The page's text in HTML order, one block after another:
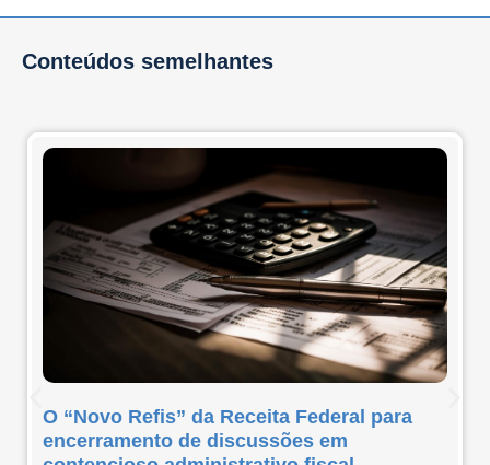
Conteúdos semelhantes
O “Novo Refis” da Receita Federal para
encerramento de discussões em